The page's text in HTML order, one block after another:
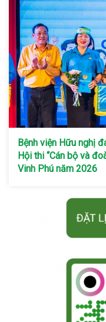
Bệnh viện Hữu nghị
Hội thi “Cán bộ và
Vinh Phú năm 2026